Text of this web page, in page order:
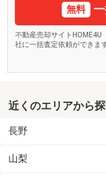
無料
不動産売却サイトHOME4U
社に一括査定依頼ができます
近くのエリアから
長野
山梨